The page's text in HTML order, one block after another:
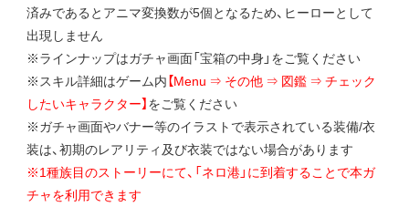
済みであるとアニマ変換数が5個となるため、ヒーローとして
出現しません
※ラインナップはガチャ画面「宝箱の中身」をご覧ください
※スキル詳細はゲーム内【Menu ⇒ その他 ⇒ 図鑑 ⇒ チェック
したいキャラクター】をご覧ください
※ガチャ画面やバナー等のイラストで表示されている装備/衣
装は、初期のレアリティ及び衣装ではない場合があります
※1種族目のストーリーにて、「ネロ港」に到着することで本ガ
チャを利用できます